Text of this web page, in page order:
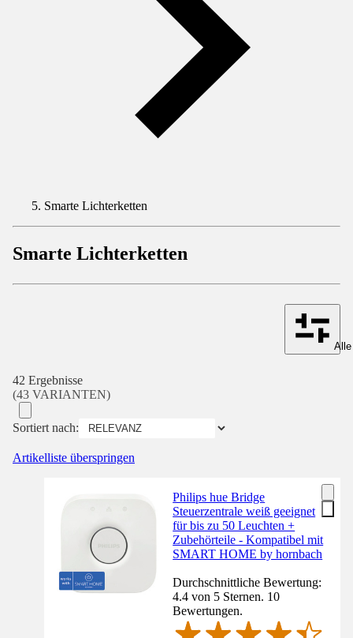
Smarte Lichterketten
Smarte Lichterketten
42 Ergebnisse
(43 VARIANTEN)
Sortiert nach:
Artikelliste überspringen
Philips hue Bridge
Steuerzentrale weiß geeignet
für bis zu 50 Leuchten +
Zubehörteile - Kompatibel mit
SMART HOME by hornbach
Durchschnittliche Bewertung:
4.4 von 5 Sternen. 10
Bewertungen.